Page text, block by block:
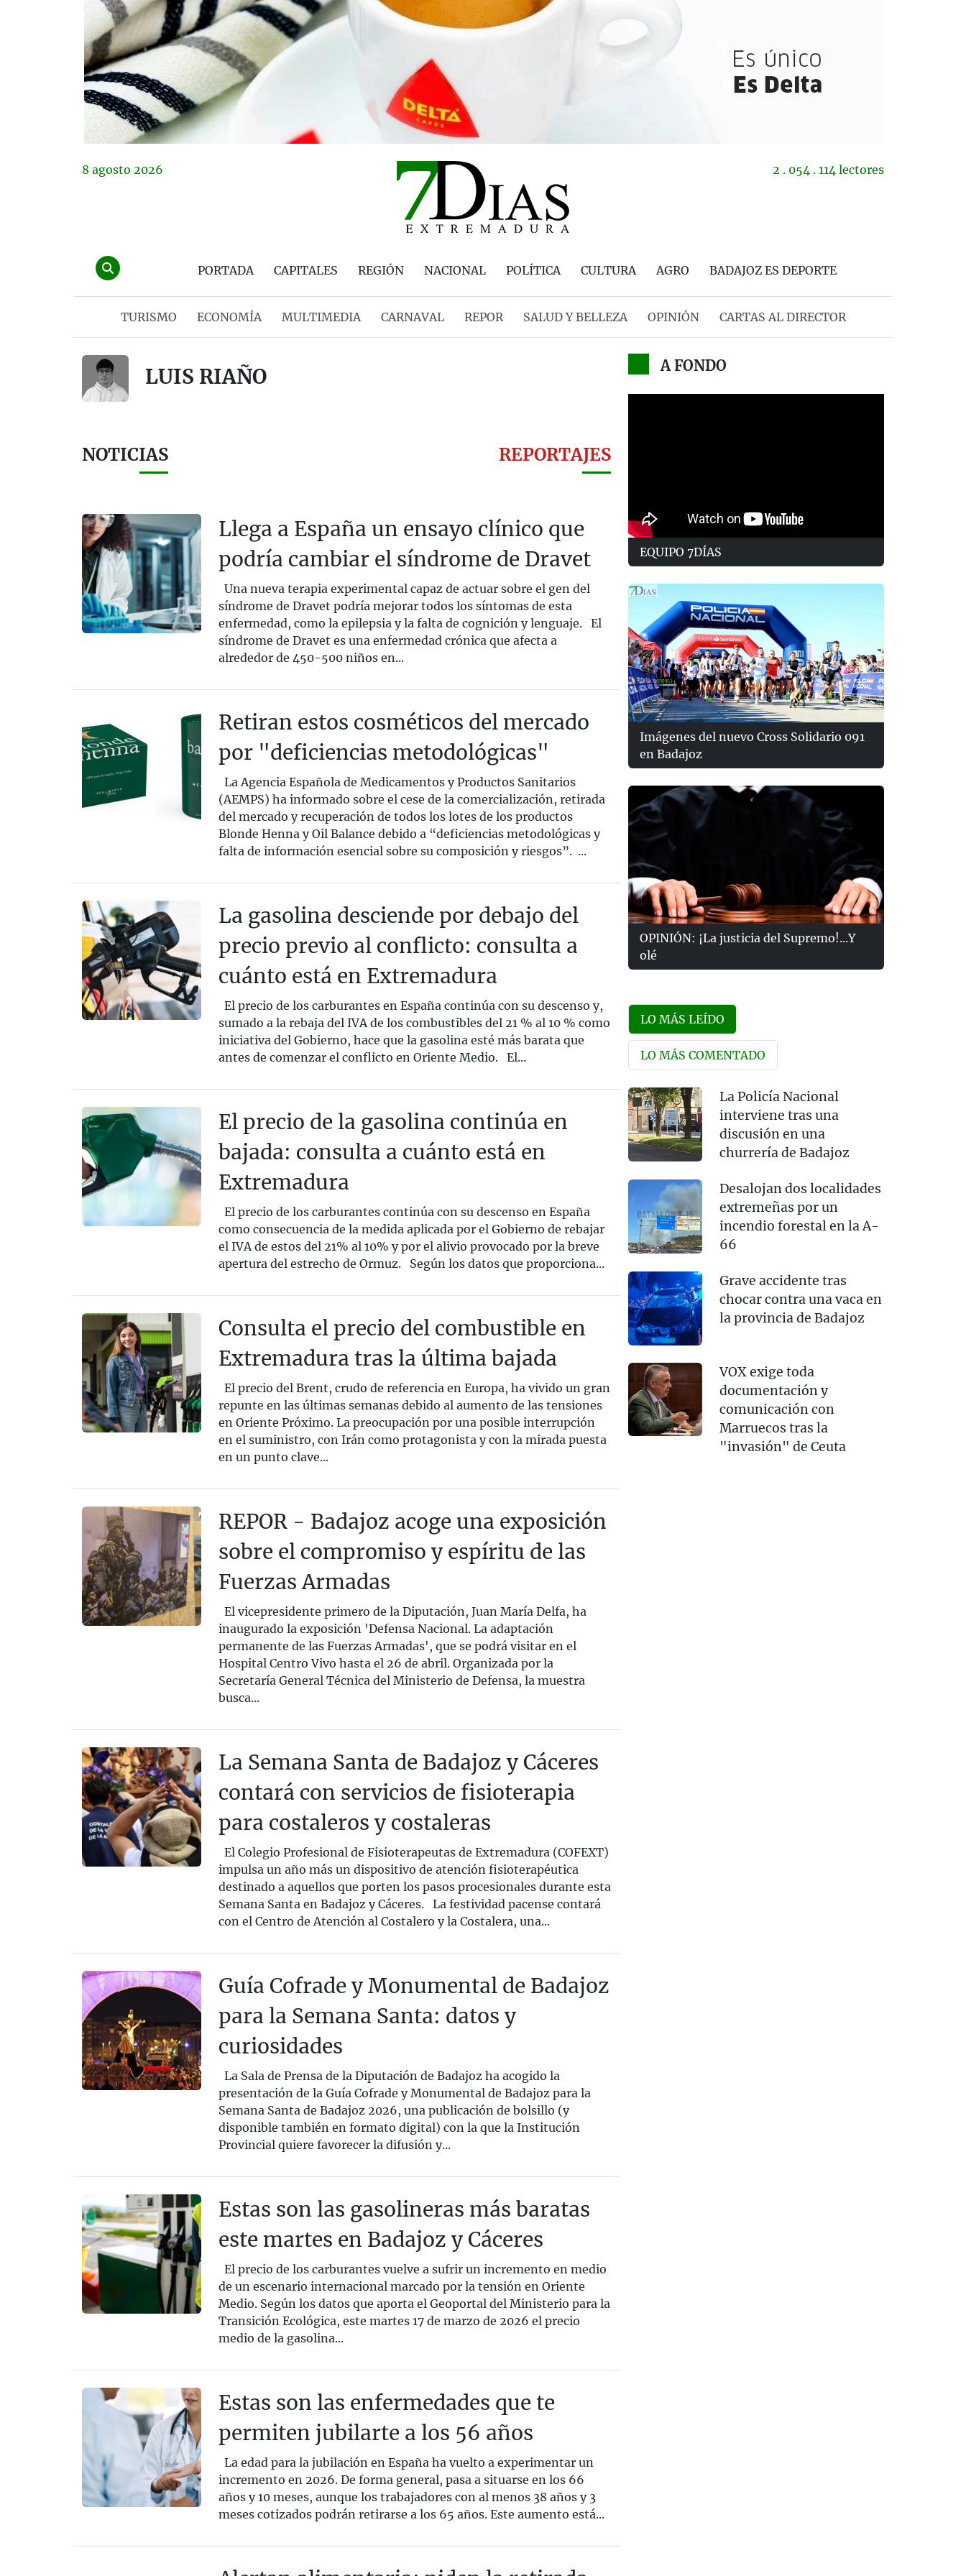
8 agosto 2026 2 . 054 . 114 lectores
PORTADA CAPITALES REGIÓN NACIONAL POLÍTICA CULTURA AGRO BADAJOZ ES DEPORTE
TURISMO ECONOMÍA MULTIMEDIA CARNAVAL REPOR SALUD Y BELLEZA OPINIÓN CARTAS AL DIRECTOR
LUIS RIAÑO
NOTICIAS REPORTAJES
Llega a España un ensayo clínico que
podría cambiar el síndrome de Dravet
Una nueva terapia experimental capaz de actuar sobre el gen del
síndrome de Dravet podría mejorar todos los síntomas de esta
enfermedad, como la epilepsia y la falta de cognición y lenguaje. El
síndrome de Dravet es una enfermedad crónica que afecta a
alrededor de 450-500 niños en...
Retiran estos cosméticos del mercado
por "deficiencias metodológicas"
La Agencia Española de Medicamentos y Productos Sanitarios
(AEMPS) ha informado sobre el cese de la comercialización, retirada
del mercado y recuperación de todos los lotes de los productos
Blonde Henna y Oil Balance debido a “deficiencias metodológicas y
falta de información esencial sobre su composición y riesgos”. ...
La gasolina desciende por debajo del
precio previo al conflicto: consulta a
cuánto está en Extremadura
El precio de los carburantes en España continúa con su descenso y,
sumado a la rebaja del IVA de los combustibles del 21 % al 10 % como
iniciativa del Gobierno, hace que la gasolina esté más barata que
antes de comenzar el conflicto en Oriente Medio. El...
El precio de la gasolina continúa en
bajada: consulta a cuánto está en
Extremadura
El precio de los carburantes continúa con su descenso en España
como consecuencia de la medida aplicada por el Gobierno de rebajar
el IVA de estos del 21% al 10% y por el alivio provocado por la breve
apertura del estrecho de Ormuz. Según los datos que proporciona...
Consulta el precio del combustible en
Extremadura tras la última bajada
El precio del Brent, crudo de referencia en Europa, ha vivido un gran
repunte en las últimas semanas debido al aumento de las tensiones
en Oriente Próximo. La preocupación por una posible interrupción
en el suministro, con Irán como protagonista y con la mirada puesta
en un punto clave...
REPOR - Badajoz acoge una exposición
sobre el compromiso y espíritu de las
Fuerzas Armadas
El vicepresidente primero de la Diputación, Juan María Delfa, ha
inaugurado la exposición 'Defensa Nacional. La adaptación
permanente de las Fuerzas Armadas', que se podrá visitar en el
Hospital Centro Vivo hasta el 26 de abril. Organizada por la
Secretaría General Técnica del Ministerio de Defensa, la muestra
busca...
La Semana Santa de Badajoz y Cáceres
contará con servicios de fisioterapia
para costaleros y costaleras
El Colegio Profesional de Fisioterapeutas de Extremadura (COFEXT)
impulsa un año más un dispositivo de atención fisioterapéutica
destinado a aquellos que porten los pasos procesionales durante esta
Semana Santa en Badajoz y Cáceres. La festividad pacense contará
con el Centro de Atención al Costalero y la Costalera, una...
Guía Cofrade y Monumental de Badajoz
para la Semana Santa: datos y
curiosidades
La Sala de Prensa de la Diputación de Badajoz ha acogido la
presentación de la Guía Cofrade y Monumental de Badajoz para la
Semana Santa de Badajoz 2026, una publicación de bolsillo (y
disponible también en formato digital) con la que la Institución
Provincial quiere favorecer la difusión y...
Estas son las gasolineras más baratas
este martes en Badajoz y Cáceres
El precio de los carburantes vuelve a sufrir un incremento en medio
de un escenario internacional marcado por la tensión en Oriente
Medio. Según los datos que aporta el Geoportal del Ministerio para la
Transición Ecológica, este martes 17 de marzo de 2026 el precio
medio de la gasolina...
Estas son las enfermedades que te
permiten jubilarte a los 56 años
La edad para la jubilación en España ha vuelto a experimentar un
incremento en 2026. De forma general, pasa a situarse en los 66
años y 10 meses, aunque los trabajadores con al menos 38 años y 3
meses cotizados podrán retirarse a los 65 años. Este aumento está...
A FONDO
EQUIPO 7DÍAS
Imágenes del nuevo Cross Solidario 091
en Badajoz
OPINIÓN: ¡La justicia del Supremo!...Y
olé
LO MÁS LEÍDO
LO MÁS COMENTADO
La Policía Nacional
interviene tras una
discusión en una
churrería de Badajoz
Desalojan dos localidades
extremeñas por un
incendio forestal en la A-
66
Grave accidente tras
chocar contra una vaca en
la provincia de Badajoz
VOX exige toda
documentación y
comunicación con
Marruecos tras la
"invasión" de Ceuta